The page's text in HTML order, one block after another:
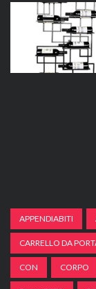
APPENDIABITI
CARRELLO DA
CON CORPO